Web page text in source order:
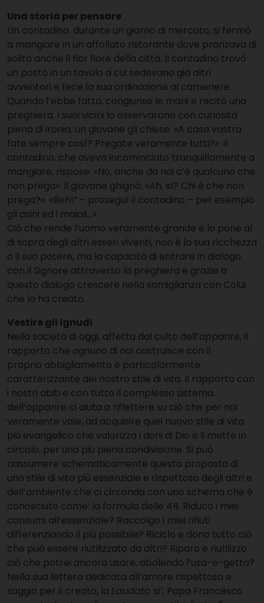
Una storia per pensare
Un contadino, durante un giorno di mercato, si fermò
a mangiare in un affollato ristorante dove pranzava di
solito anche il fior fiore della città. Il contadino trovò
un posto in un tavolo a cui sedevano già altri
avventori e fece la sua ordinazione al cameriere.
Quando l’ebbe fatta, congiunse le mani e recitò una
preghiera. I suoi vicini lo osservarono con curiosità
piena di ironia, un giovane gli chiese: «A casa vostra
fate sempre così? Pregate veramente tutti?». Il
contadino, che aveva incominciato tranquillamente a
mangiare, rispose: «No, anche da noi c’è qualcuno che
non prega». Il giovane ghignò: «Ah, sì? Chi è che non
prega?«. «Beh!” – proseguì il contadino – per esempio
gli asini ed i maiali…».
Ciò che rende l’uomo veramente grande e lo pone al
di sopra degli altri esseri viventi, non è la sua ricchezza
o il suo potere, ma la capacità di entrare in dialogo
con il Signore attraverso la preghiera e grazie a
questo dialogo crescere nella somiglianza con Colui
che lo ha creato.
Vestire gli ignudi
Nella società di oggi, affetta dal culto dell’apparire, il
rapporto che ognuno di noi costruisce con il
proprio abbigliamento è particolarmente
caratterizzante del nostro stile di vita. Il rapporto con
i nostri abiti e con tutto il complesso sistema
dell’apparire ci aiuta a riflettere su ciò che per noi
veramente vale, ad acquisire quel nuovo stile di vita
più evangelico che valorizza i doni di Dio e li mette in
circolo, per una più piena condivisione. Si può
riassumere schematicamente questa proposta di
uno stile di vita più essenziale e rispettoso degli altri e
dell’ambiente che ci circonda con uno schema che è
conosciuto come: la formula delle 4R. Riduco i miei
consumi all’essenziale? Raccolgo i miei rifiuti
differenziando il più possibile? Riciclo e dono tutto ciò
che può essere riutilizzato da altri? Riparo e riutilizzo
ciò che potrei ancora usare, abolendo l’usa-e-getta?
Nella sua lettera dedicata all’amore rispettoso e
saggio per il creato, la Laudato si’, Papa Francesco